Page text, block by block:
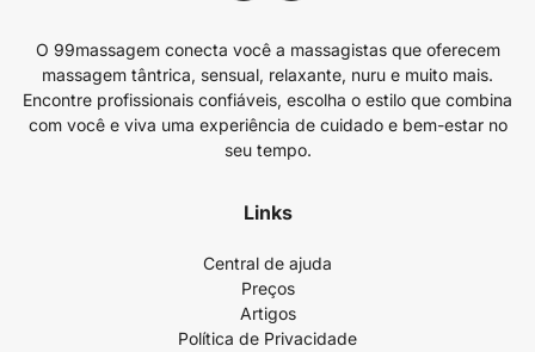
O 99massagem conecta você a massagistas que oferecem
massagem tântrica, sensual, relaxante, nuru e muito mais.
Encontre profissionais confiáveis, escolha o estilo que combina
com você e viva uma experiência de cuidado e bem-estar no
seu tempo.
Links
Central de ajuda
Preços
Artigos
Política de Privacidade